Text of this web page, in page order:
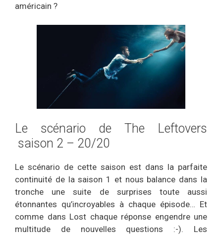
américain ?
Le scénario de The Leftovers
saison 2 – 20/20
Le scénario de cette saison est dans la parfaite
continuité de la saison 1 et nous balance dans la
tronche une suite de surprises toute aussi
étonnantes qu’incroyables à chaque épisode… Et
comme dans Lost chaque réponse engendre une
multitude de nouvelles questions :-). Les